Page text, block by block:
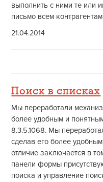
выполнить с ними те или
письмо всем
21.04.2014
Поиск в списках
Мы переработали
более удобным и
8.3.5.1068. Мы
сделав его более
отличие заключается в
панели формы
поиска и управление